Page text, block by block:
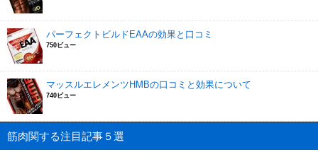
パーフェクトビルドEAAの効果と口コミ
750ビュー
マッスルエレメンツHMBの口コミと効果について
740ビュー
筋肉関する注目記事５選